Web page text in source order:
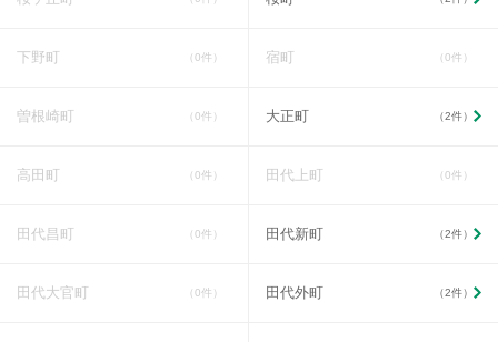
下野町 （0件） 宿町 （0件）
曽根崎町 （0件） 大正町 （2件）
高田町 （0件） 田代上町 （0件）
田代昌町 （0件） 田代新町 （2件）
田代大官町 （0件） 田代外町 （2件）